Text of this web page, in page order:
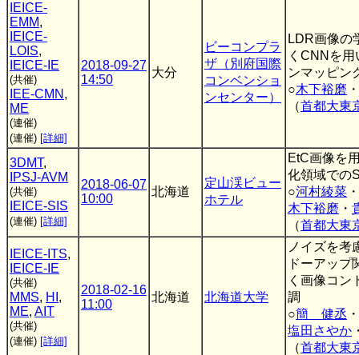
IEICE-
EMM,
IEICE-
LOIS,
IEICE-IE
(共催)
IEE-CMN ,
ME
(連催)
(連催) [詳細]
2018-09-27
14:50
大分
ビーコンプラ
ザ（別府国際
コンベンショ
ンセンター）
LDR画像の
くCNNを
ンマッピン
○木下裕磨 ・
（首都大東
3DMT,
IPSJ-AVM
(共催)
IEICE-SIS
(連催) [詳細]
2018-06-07
10:00
北海道
定山渓ビュー
ホテル
EtC画像を
化領域での
○河村綾菜 ・
木下裕磨 ・
（首都大東
IEICE-ITS,
IEICE-IE
(共催)
MMS, HI ,
ME, AIT
(共催)
(連催) [詳細]
2018-02-16
11:00
北海道 北海道大学
ノイズを考
ドーアップ
く画像コン
調
○簡 健丞 ・
塩田さやか
（首都大東